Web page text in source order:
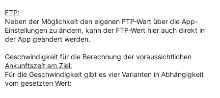
FTP:
Neben der Möglichkeit den eigenen FTP-Wert über die App-
Einstellungen zu ändern, kann der FTP-Wert hier auch direkt in
der App geändert werden.
Geschwindigkeit für die Berechnung der voraussichtlichen
Ankunftszeit am Ziel:
Für die Geschwindigkeit gibt es vier Varianten in Abhängigkeit
vom gesetzten Wert: